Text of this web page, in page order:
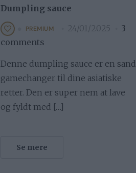
Dumpling sauce
PREMIUM 24/01/2025
3
comments
Denne dumpling sauce er en sand
gamechanger til dine asiatiske
retter. Den er super nem at lave
og fyldt med […]
Se mere